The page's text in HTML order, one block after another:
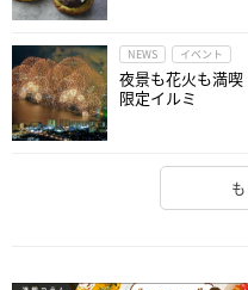
NEWS イベント
夜景も花火も満
限定イルミ